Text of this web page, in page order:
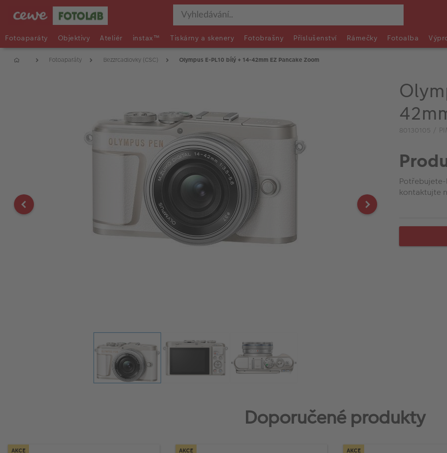
Fotoaparáty Objektivy Ateliér instax™ Tiskárny a skenery Fotobrašny Příslušenství Rámečky Fotoalba
Fotoaparáty Bezzrcadlovky (CSC) Olympus E-PL10 bílý + 14-42mm EZ Pancake Zoom
80130105 /
kontaktujte
Doporučené produkty
AKCE AKCE AKCE